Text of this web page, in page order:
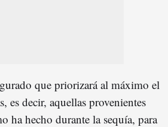
que priorizará al máximo el
es decir, aquellas provenientes
ha hecho durante la sequía, para